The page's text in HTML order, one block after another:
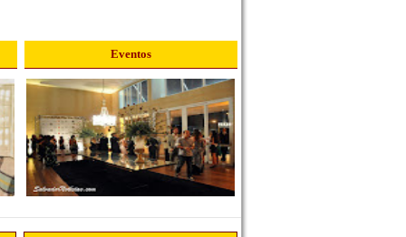
Eventos